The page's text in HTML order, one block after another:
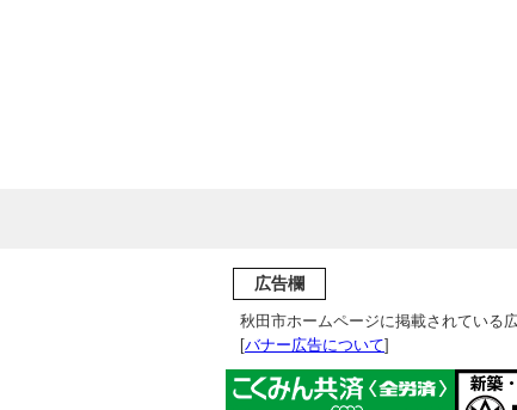
広告欄
秋田市ホームページに掲載されている
[バナー広告について]